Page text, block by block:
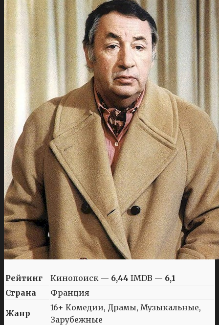
Рейтинг Кинопоиск — 6,44 IMDB — 6,1
Страна
Франция
Жанр
16+ Комедии, Драмы, Музыкальные,
Зарубежные